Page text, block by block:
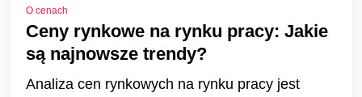
O cenach
Ceny rynkowe na rynku pracy: Jakie
są najnowsze trendy?
Analiza cen rynkowych na rynku pracy jest